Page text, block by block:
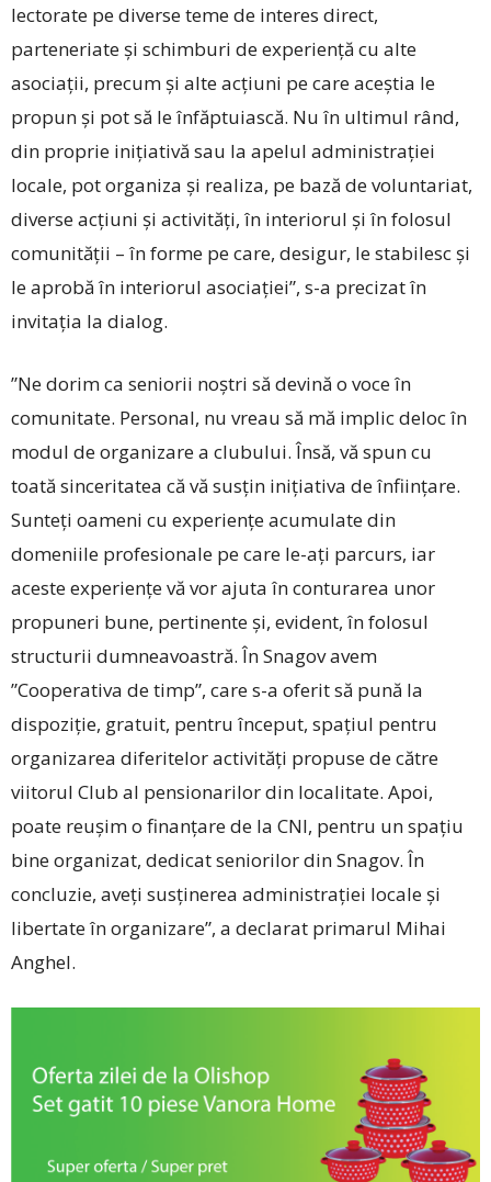
lectorate pe diverse teme de interes direct,
parteneriate și schimburi de experiență cu alte
asociații, precum și alte acțiuni pe care aceștia le
propun și pot să le înfăptuiască. Nu în ultimul rând,
din proprie inițiativă sau la apelul administrației
locale, pot organiza și realiza, pe bază de voluntariat,
diverse acțiuni și activități, în interiorul și în folosul
comunității – în forme pe care, desigur, le stabilesc și
le aprobă în interiorul asociației”, s-a precizat în
invitația la dialog.
”Ne dorim ca seniorii noștri să devină o voce în
comunitate. Personal, nu vreau să mă implic deloc în
modul de organizare a clubului. Însă, vă spun cu
toată sinceritatea că vă susțin inițiativa de înființare.
Sunteți oameni cu experiențe acumulate din
domeniile profesionale pe care le-ați parcurs, iar
aceste experiențe vă vor ajuta în conturarea unor
propuneri bune, pertinente și, evident, în folosul
structurii dumneavoastră. În Snagov avem
”Cooperativa de timp”, care s-a oferit să pună la
dispoziție, gratuit, pentru început, spațiul pentru
organizarea diferitelor activități propuse de către
viitorul Club al pensionarilor din localitate. Apoi,
poate reușim o finanțare de la CNI, pentru un spațiu
bine organizat, dedicat seniorilor din Snagov. În
concluzie, aveți susținerea administrației locale și
libertate în organizare”, a declarat primarul Mihai
Anghel.